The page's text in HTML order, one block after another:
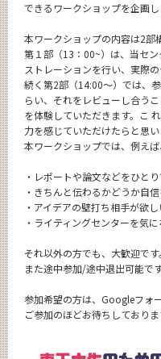
できるワークショップを企画し
本ワークショップの内容は2部
第１部（13：00~）は、当セ
ストレーションを行い、実際
続く第2部（14:00～）では、
らい、それをレビューし合う
を体験していただきます。こ
力を感じていただけたらと思い
本ワークショップでは、例え
・レポートや論文などをひと
・きちんと伝わるかどうか自
・アイデアの壁打ち相手が欲
・ライティングセンターを気
それ以外の方でも、大歓迎です。
また途中参加/途中退出可能で
参加希望の方は、Googleフォ
ご参加のほどお待ちしておりま